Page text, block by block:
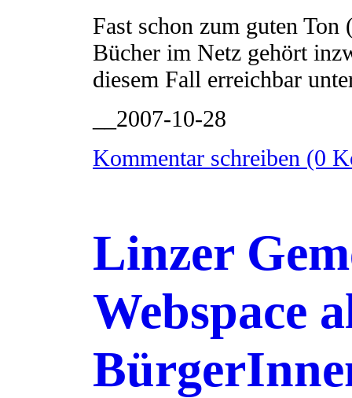
Fast schon zum guten
Bücher im Netz gehört
diesem Fall erreichbar
__2007-10-28
Kommentar schreiben (0
Linzer
Webspace